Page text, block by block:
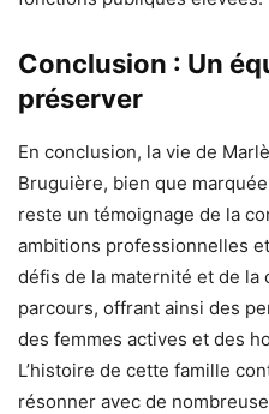
Conclusion : Un
préserver
En conclusion, la vie de
Bruguière, bien que
reste un témoignage de la
ambitions professionnelles
défis de la maternité et de
parcours, offrant ainsi des
des femmes actives et des
L’histoire de cette famille
résonner avec de